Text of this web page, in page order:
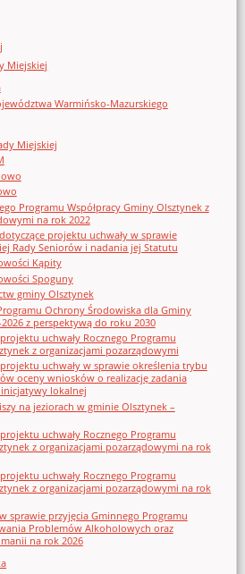
Miejskiej
Warmińsko-Mazurskiego
Miejskiej
Programu Współpracy Gminy Olsztynek z
na rok 2022
projektu uchwały w sprawie
Rady Seniorów i nadania jej Statutu
Kąpity
Spoguny
gminy Olsztynek
Ochrony Środowiska dla Gminy
z perspektywą do roku 2030
uchwały Rocznego Programu
z organizacjami pozarządowymi
uchwały w sprawie określenia trybu
oceny wniosków o realizację zadania
lokalnej
na jeziorach w gminie Olsztynek –
uchwały Rocznego Programu
z organizacjami pozarządowymi na rok
uchwały Rocznego Programu
z organizacjami pozarządowymi na rok
sprawie przyjęcia Gminnego Programu
Problemów Alkoholowych oraz
na rok 2026